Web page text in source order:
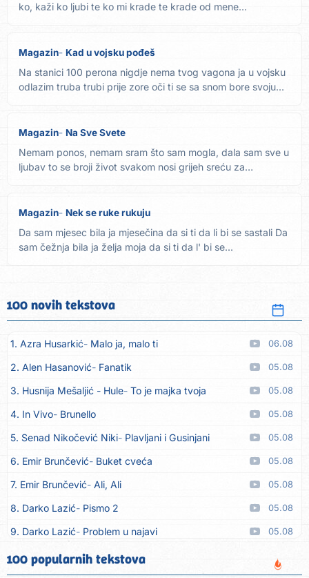
ko, kaži ko ljubi te ko mi krade te krade od mene...
Magazin Kad u vojsku pođeš
Na stanici 100 perona nigdje nema tvog vagona ja u vojsku
odlazim truba trubi prije zore oči ti se sa snom bore svoju...
Magazin Na Sve Svete
Nemam ponos, nemam sram što sam mogla, dala sam sve u
ljubav to se broji život svakom nosi grijeh sreću za
Magazin Nek se ruke rukuju
Da sam mjesec bila ja mjesečina da si ti da li bi se sastali Da
sam čežnja bila ja želja moja da si ti da l' bi se...
100 novih tekstova
1. Azra Husarkić Malo ja, malo ti 06.08
2. Alen Hasanović Fanatik 05.08
3. Husnija Mešaljić - Hule To je majka tvoja 05.08
4. In Vivo Brunello 05.08
5. Senad Nikočević Niki Plavljani i Gusinjani 05.08
6. Emir Brunčević Buket cveća 05.08
7. Emir Brunčević Ali, Ali 05.08
8. Darko Lazić Pismo 2 05.08
9. Darko Lazić Problem u najavi 05.08
10. Aleksandra Đuranović Kao zver
100 popularnih tekstova